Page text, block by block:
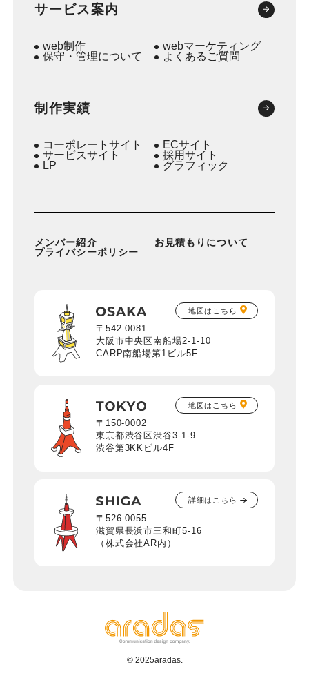
サービス案内
web制作
webマーケティング
保守・管理について
よくあるご質問
制作実績
コーポレートサイト
ECサイト
サービスサイト
採用サイト
LP
グラフィック
メンバー紹介
お見積もりについて
プライバシーポリシー
地図はこちら
〒542-0081
大阪市中央区南船場2-1-10
CARP南船場第1ビル5F
地図はこちら
〒150-0002
東京都渋谷区渋谷3-1-9
渋谷第3KKビル4F
詳細はこちら
〒526-0055
滋賀県長浜市三和町5-16
（株式会社AR内）
© 2025aradas.